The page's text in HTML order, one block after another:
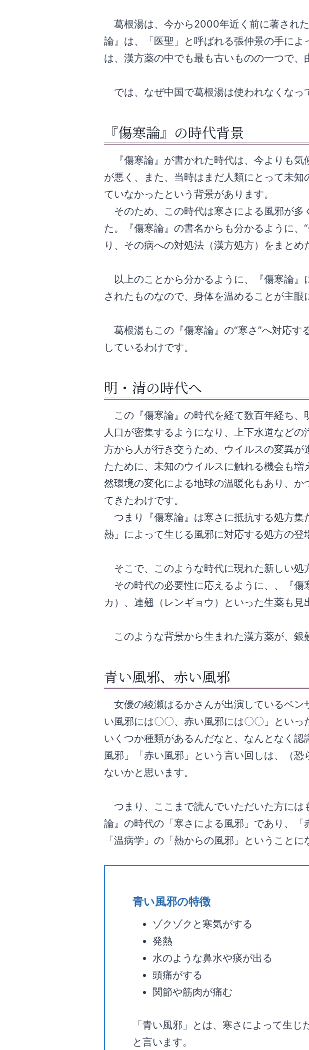
葛根湯は、今から2000年近く前に著され
論』は、「医聖」と呼ばれる張仲景の手に
は、漢方薬の中でも最も古いものの一つで、
では、なぜ中国で葛根湯は使われなくなっ
『傷寒論』の時代背景
『傷寒論』が書かれた時代は、今よりも気
が悪く、また、当時はまだ人類にとって未
ていなかったという背景があります。
そのため、この時代は寒さによる風邪が多
た。『傷寒論』の書名からも分かるように
り、その病への対処法（漢方処方）をまとめ
以上のことから分かるように、『傷寒論』
されたものなので、身体を温めることが主眼
葛根湯もこの『傷寒論』の“寒さ”へ対応す
しているわけです。
明・清の時代へ
この『傷寒論』の時代を経て数百年経ち、
人口が密集するようになり、上下水道など
方から人が行き交うため、ウイルスの変異
たために、未知のウイルスに触れる機会も
然環境の変化による地球の温暖化もあり、
てきたわけです。
つまり『傷寒論』は寒さに抵抗する処方集
熱」によって生じる風邪に対応する処方の登
そこで、このような時代に現れた新しい処
その時代の必要性に応えるように、、『傷
カ）、連翹（レンギョウ）といった生薬も見
このような背景から生まれた漢方薬が、銀
青い風邪、赤い風邪
女優の綾瀬はるかさんが出演しているベン
い風邪には〇〇、赤い風邪には〇〇」とい
いくつか種類があるんだなと、なんとなく
風邪」「赤い風邪」という言い回しは、（
ないかと思います。
つまり、ここまで読んでいただいた方には
論』の時代の「寒さによる風邪」であり、
「温病学」の「熱からの風邪」ということに
青い風邪の特徴
ゾクゾクと寒気がする
発熱
水のような鼻水や痰が出る
頭痛がする
関節や筋肉が痛む
「青い風邪」とは、寒さによって生
と言います。